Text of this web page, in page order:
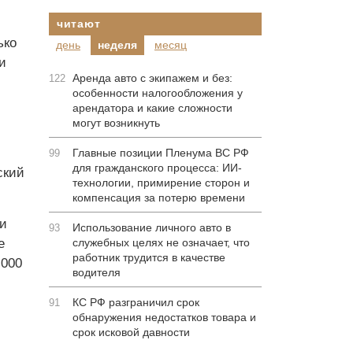
читают
день
неделя месяц
122 Аренда авто с экипажем и без:
особенности налогообложения у
арендатора и какие сложности
могут возникнуть
99
Главные позиции Пленума ВС РФ
для гражданского процесса: ИИ-
технологии, примирение сторон и
компенсация за потерю времени
93
Использование личного авто в
служебных целях не означает, что
работник трудится в качестве
водителя
91
КС РФ разграничил срок
обнаружения недостатков товара и
срок исковой давности